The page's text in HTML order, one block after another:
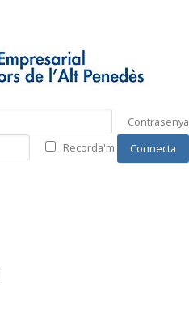
Contrasenya
Recorda'm